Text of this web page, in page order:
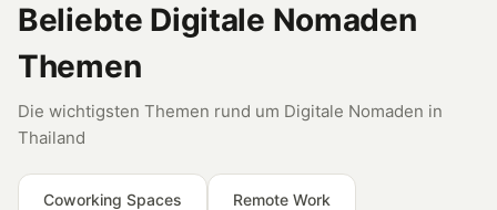
Beliebte Digitale Nomaden
Themen
Die wichtigsten Themen rund um Digitale Nomaden in
Thailand
Coworking Spaces Remote Work